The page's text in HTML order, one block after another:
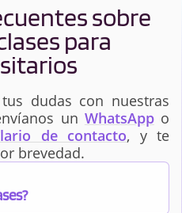
sobre
para
dudas con nuestras
un WhatsAppo
de contacto, y te
brevedad.